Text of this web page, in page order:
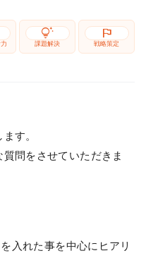
tips_and_updates
課題解決
flag
戦略策定
す。
問をさせていただきま
入れた事を中心にヒアリ